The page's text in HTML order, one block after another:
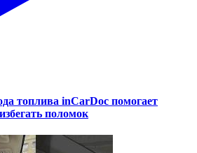
топлива inCarDoc помогает
поломок